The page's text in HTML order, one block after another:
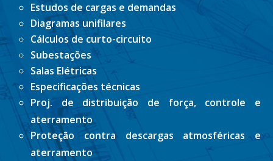
Estudos de cargas e demandas
Diagramas unifilares
Cálculos de curto-circuito
Subestações
Salas Elétricas
Especificações técnicas
Proj. de distribuição de força, controle e
aterramento
Proteção contra descargas atmosféricas e
aterramento